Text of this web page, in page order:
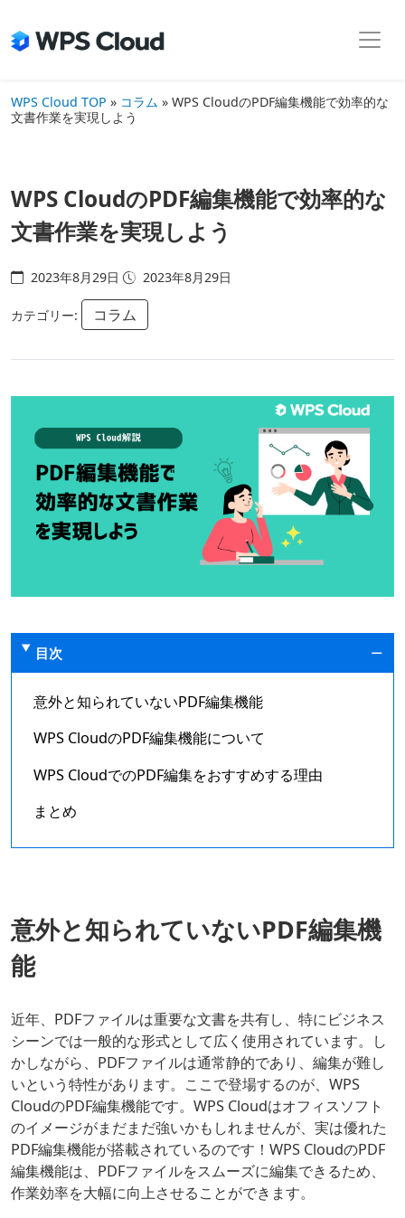
to
the
WPS Cloud TOP » コラム » WPS CloudのPDF編集機能で効率的な
文書作業を実現しよう
WPS CloudのPDF編集機能で効率的な
文書作業を実現しよう
2023年8月29日 2023年8月29日
カテゴリー: コラム
目次
意外と知られていないPDF編集機能
WPS CloudのPDF編集機能について
WPS CloudでのPDF編集をおすすめする理由
まとめ
意外と知られていないPDF編集機
能
近年、PDFファイルは重要な文書を共有し、特にビジネス
シーンでは一般的な形式として広く使用されています。し
かしながら、PDFファイルは通常静的であり、編集が難し
いという特性があります。ここで登場するのが、WPS
CloudのPDF編集機能です。WPS Cloudはオフィスソフト
のイメージがまだまだ強いかもしれませんが、実は優れた
PDF編集機能が搭載されているのです！WPS CloudのPDF
編集機能は、PDFファイルをスムーズに編集できるため、
作業効率を大幅に向上させることができます。